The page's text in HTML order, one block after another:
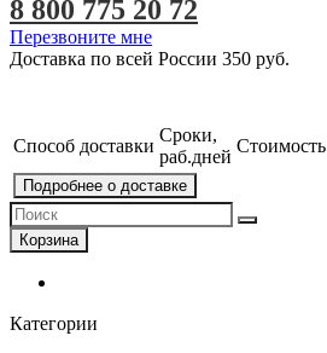
8 800 775 20 72
Перезвоните мне
Доставка по всей России 350 руб.
Способ доставки
Сроки,
раб.дней
Стоимость
Подробнее о доставке
Корзина
Категории